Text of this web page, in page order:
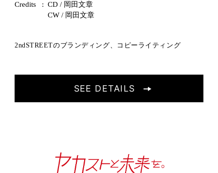
Credits
CD / 岡田文章
CW / 岡田文章
2ndSTREETのブランディング、コピーライティング
SEE DETAILS